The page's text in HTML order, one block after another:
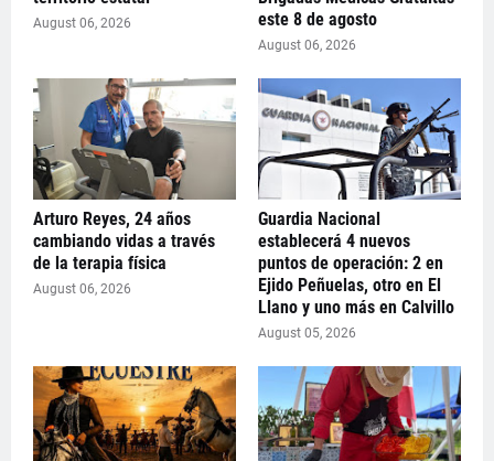
August 06, 2026
este 8 de agosto
August 06, 2026
Arturo Reyes, 24 años
cambiando vidas a través
de la terapia física
August 06, 2026
Guardia Nacional
establecerá 4 nuevos
puntos de operación: 2 en
Ejido Peñuelas, otro en El
Llano y uno más en Calvillo
August 05, 2026